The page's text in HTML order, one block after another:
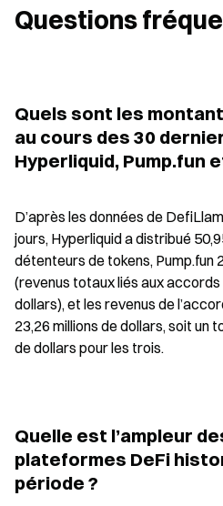
Questions
Quels sont les
au cours des 30
Hyperliquid, Pump.fun
D’après les données de
jours, Hyperliquid a distribué
détenteurs de tokens, Pump.fun
(revenus totaux liés aux accords
dollars), et les revenus de
23,26 millions de dollars, soit un
de dollars pour les trois.
Quelle est l’ampleur
plateformes DeFi
période ?